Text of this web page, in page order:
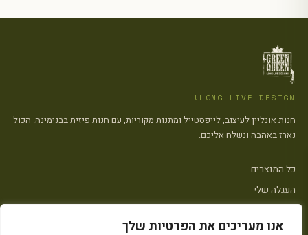
אנו מעריכים את הפרטיות שלך
LONG LIVE DESIGN!
חנות אונליין לעיצוב, לייפסטייל ומתנות מקוריות, עם חנות פיזית בבנימינה. הכול
נארז באהבה ונשלח אליכם.
כל המוצרים
העגלה שלי